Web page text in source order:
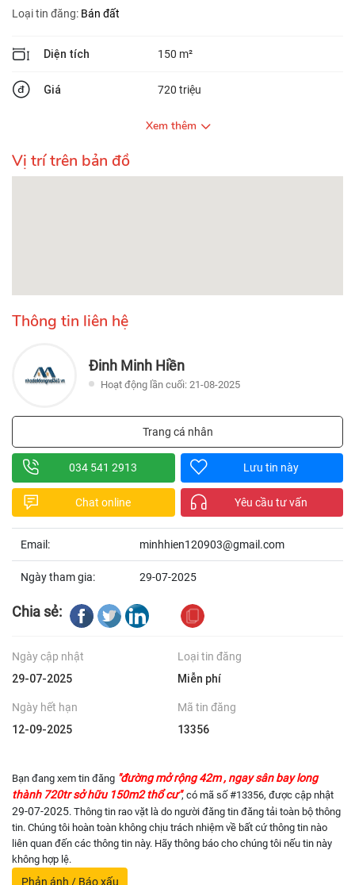
Loại tin đăng: Bán đất
Diện tích 150 m²
Giá 720 triệu
Xem thêm
Vị trí trên bản đồ
Thông tin liên hệ
Đinh Minh Hiền
Hoạt động lần cuối: 21-08-2025
Trang cá nhân
034 541 2913 Lưu tin này
Chat online Yêu cầu tư vấn
Email: minhhien120903@gmail.com
Ngày tham gia: 29-07-2025
Chia sẻ:
Ngày cập nhật
29-07-2025
Loại tin đăng
Miễn phí
Ngày hết hạn
12-09-2025
Mã tin đăng
13356
Bạn đang xem tin đăng "đường mở rộng 42m , ngay sân bay long
thành 720tr sở hữu 150m2 thổ cư", có mã số #13356, được cập nhật
29-07-2025. Thông tin rao vặt là do người đăng tin đăng tải toàn bộ thông
tin. Chúng tôi hoàn toàn không chịu trách nhiệm về bất cứ thông tin nào
liên quan đến các thông tin này. Hãy thông báo cho chúng tôi nếu tin này
không hợp lệ.
Phản ánh / Báo xấu